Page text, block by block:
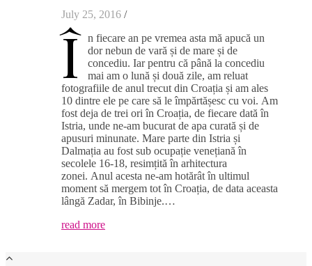
July 25, 2016 /
Î
n fiecare an pe vremea asta mă apucă un
dor nebun de vară și de mare și de
concediu. Iar pentru că până la concediu
mai am o lună și două zile, am reluat
fotografiile de anul trecut din Croația și am ales
10 dintre ele pe care să le împărtășesc cu voi. Am
fost deja de trei ori în Croația, de fiecare dată în
Istria, unde ne-am bucurat de apa curată și de
apusuri minunate. Mare parte din Istria și
Dalmația au fost sub ocupație venețiană în
secolele 16-18, resimțită în arhitectura
zonei. Anul acesta ne-am hotărât în ultimul
moment să mergem tot în Croația, de data aceasta
lângă Zadar, în Bibinje.…
read more